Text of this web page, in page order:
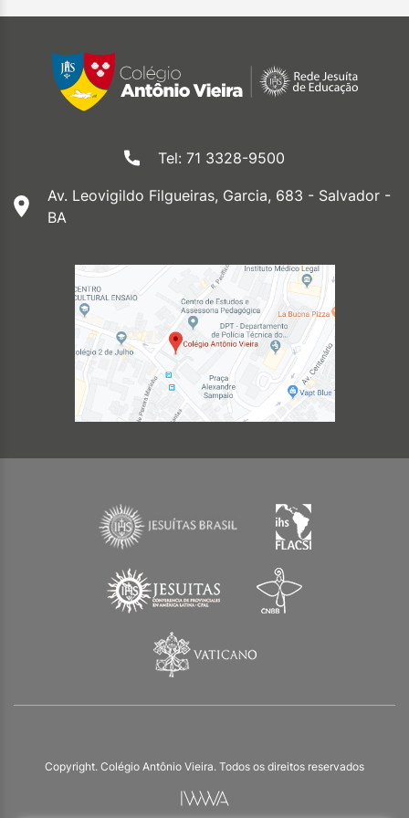
Tel: 71 3328-9500
Av. Leovigildo Filgueiras, Garcia, 683 - Salvador -
BA
Copyright. Colégio Antônio Vieira. Todos os direitos reservados